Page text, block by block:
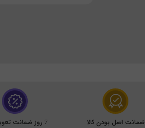
ضمانت اصل بودن کالا 7 روز ضمانت تعویض کالا